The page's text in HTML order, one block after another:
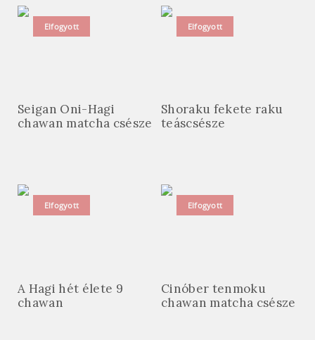
Elfogyott
Seigan Oni-Hagi
chawan matcha csésze
Elfogyott
Shoraku fekete raku
teáscsésze
Elfogyott
A Hagi hét élete 9
chawan
Elfogyott
Cinóber tenmoku
chawan matcha csésze